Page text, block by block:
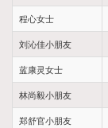
程心女士
刘沁佳小朋友
蓝康灵女士
林尚毅小朋友
郑舒官小朋友